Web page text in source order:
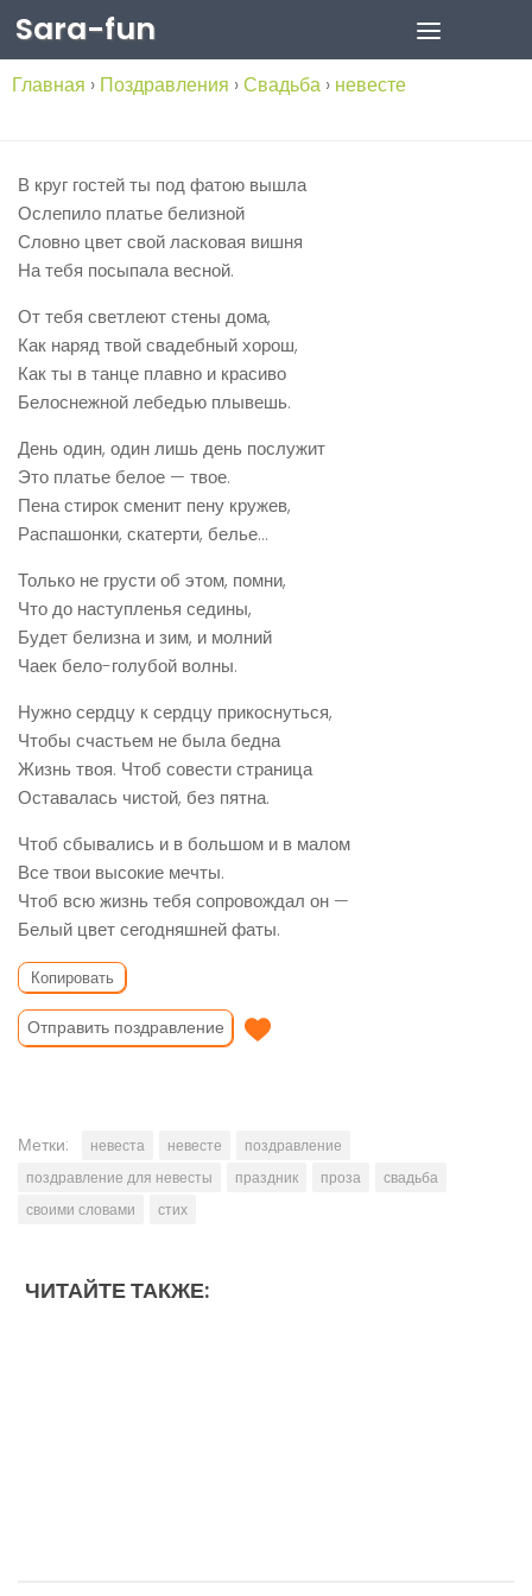
Skip to content
Sara-fun
Главная › Поздравления ›Свадьба › невесте
В круг гостей ты под фатою вышла
Ослепило платье белизной
Словно цвет свой ласковая вишня
На тебя посыпала весной.
От тебя светлеют стены дома,
Как наряд твой свадебный хорош,
Как ты в танце плавно и красиво
Белоснежной лебедью плывешь.
День один, один лишь день послужит
Это платье белое — твое.
Пена стирок сменит пену кружев,
Распашонки, скатерти, белье…
Только не грусти об этом, помни,
Что до наступленья седины,
Будет белизна и зим, и молний
Чаек бело-голубой волны.
Нужно сердцу к сердцу прикоснуться,
Чтобы счастьем не была бедна
Жизнь твоя. Чтоб совести страница
Оставалась чистой, без пятна.
Чтоб сбывались и в большом и в малом
Все твои высокие мечты.
Чтоб всю жизнь тебя сопровождал он —
Белый цвет сегодняшней фаты.
Копировать
Отправить поздравление
Метки: невеста невесте
поздравление
поздравление для невесты
праздник проза
свадьба
своими словами
стих
ЧИТАЙТЕ ТАКЖЕ: